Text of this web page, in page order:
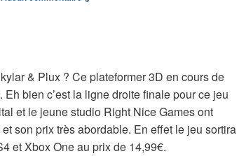
& Plux ? Ce plateformer 3D en cours de
bien c’est la ligne droite finale pour ce jeu
et le jeune studio Right Nice Games ont
son prix très abordable. En effet le jeu sortira
et Xbox One au prix de 14,99€.